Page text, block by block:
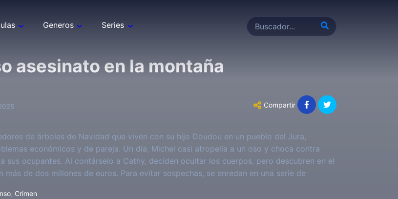
Generos Series
asesinato en la montaña
Compartir
de árboles de Navidad que viven con su hijo Doudou en un pueblo del Jura,
económicos y de pareja. Un día, Michel casi atropella a un oso y choca contra
sus ocupantes. Al contárselo a Cathy, deciden ocultar los cuerpos, pero descubren en el
más de dos millones de euros. Para evitar sospechas, se enredan en una serie de
Crimen